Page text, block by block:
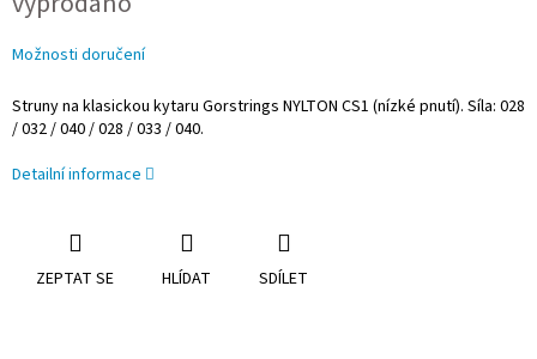
cena:
Možnosti doručení
Struny na klasickou kytaru Gorstrings NYLTON CS1 (nízké pnutí). Síla: 028
/ 032 / 040 / 028 / 033 / 040.
Detailní informace
ZEPTAT SE HLÍDAT SDÍLET